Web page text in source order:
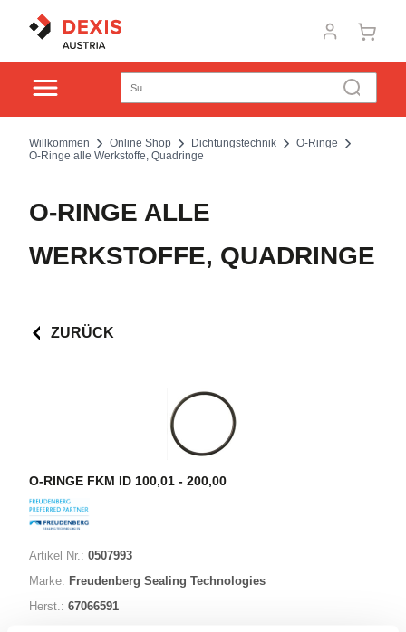
Willkommen Online Shop Dichtungstechnik
O-Ringe
O-Ringe alle Werkstoffe, Quadringe
O-RINGE ALLE
WERKSTOFFE, QUADRINGE
ZURÜCK
O-RINGE FKM ID 100,01 - 200,00
Artikel Nr.: 0507993
Marke: Freudenberg Sealing Technologies
Herst.: 67066591